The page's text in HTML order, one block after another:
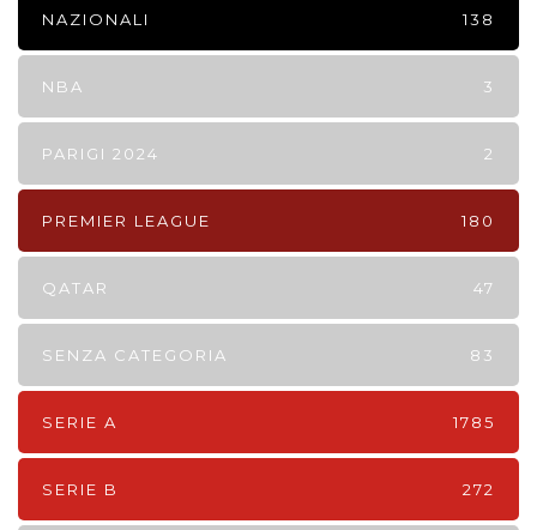
NAZIONALI 138
NBA 3
PARIGI 2024 2
PREMIER LEAGUE 180
QATAR 47
SENZA CATEGORIA 83
SERIE A 1785
SERIE B 272